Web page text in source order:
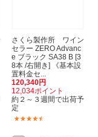
さくら製作所 ワイン
セラー ZERO Advanc
e ブラック SA38 B [3
8本 /右開き] 《基本設
置料金セ...
120,340円
12,034ポイント
約２～３週間で出荷予
定